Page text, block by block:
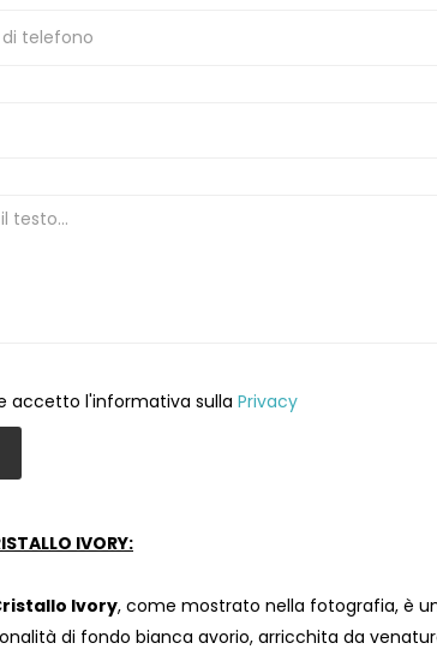
accetto l'informativa sulla Privacy
IVORY:
Ivory, come mostrato nella fotografia, è
di fondo bianca avorio, arricchita da